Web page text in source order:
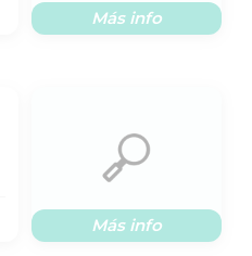
Más info
Más info